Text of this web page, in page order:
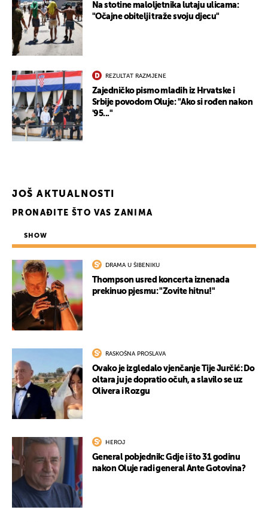
Na stotine maloljetnika lutaju ulicama:
"Očajne obitelji traže svoju djecu"
REZULTAT RAZMJENE
Zajedničko pismo mladih iz Hrvatske i
Srbije povodom Oluje: "Ako si rođen nakon
'95..."
JOŠ AKTUALNOSTI
PRONAĐITE ŠTO VAS ZANIMA
SHOW
DRAMA U ŠIBENIKU
Thompson usred koncerta iznenada
prekinuo pjesmu: "Zovite hitnu!"
RASKOŠNA PROSLAVA
Ovako je izgledalo vjenčanje Tije Jurčić: Do
oltara ju je dopratio očuh, a slavilo se uz
Olivera i Rozgu
HEROJ
General pobjednik: Gdje i što 31 godinu
nakon Oluje radi general Ante Gotovina?
UKLJUČITE NOTIFIKACIJE